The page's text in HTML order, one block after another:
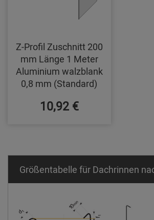
Z-Profil Zuschnitt 200
mm Länge 1 Meter
Aluminium walzblank
0,8 mm (Standard)
10,92 €
Größentabelle für Dachrinnen